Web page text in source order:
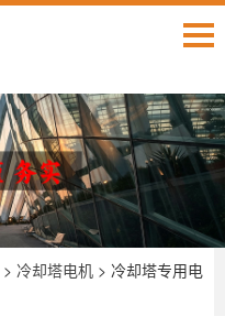
> 冷却塔电机 > 冷却塔专用电